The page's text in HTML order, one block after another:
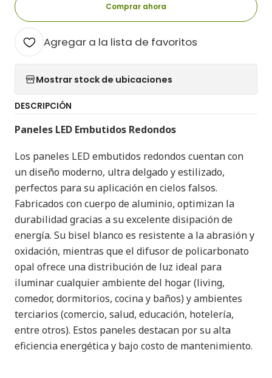
Comprar ahora
Agregar a la lista de favoritos
Mostrar stock de ubicaciones
DESCRIPCIÓN
Paneles LED Embutidos Redondos
Los paneles LED embutidos redondos cuentan con
un diseño moderno, ultra delgado y estilizado,
perfectos para su aplicación en cielos falsos.
Fabricados con cuerpo de aluminio, optimizan la
durabilidad gracias a su excelente disipación de
energía. Su bisel blanco es resistente a la abrasión y
oxidación, mientras que el difusor de policarbonato
opal ofrece una distribución de luz ideal para
iluminar cualquier ambiente del hogar (living,
comedor, dormitorios, cocina y baños) y ambientes
terciarios (comercio, salud, educación, hotelería,
entre otros). Estos paneles destacan por su alta
eficiencia energética y bajo costo de mantenimiento.